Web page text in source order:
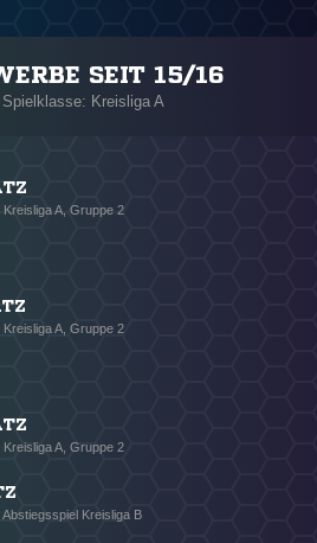
SEIT 15/16
Spielklasse: Kreisliga A
Kreisliga A, Gruppe 2
Kreisliga A, Gruppe 2
Kreisliga A, Gruppe 2
Abstiegsspiel Kreisliga B